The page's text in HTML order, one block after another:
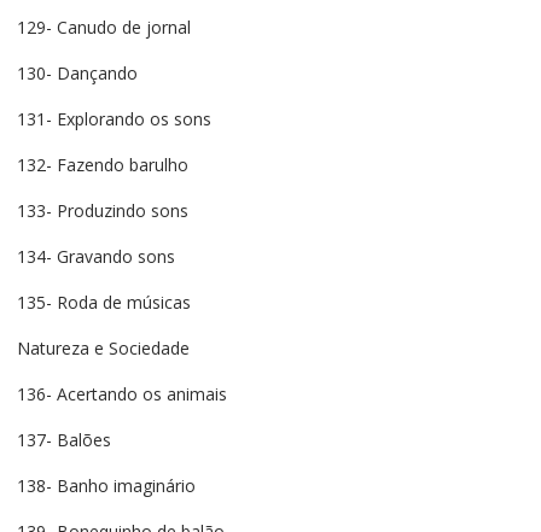
129- Canudo de jornal
130- Dançando
131- Explorando os sons
132- Fazendo barulho
133- Produzindo sons
134- Gravando sons
135- Roda de músicas
Natureza e Sociedade
136- Acertando os animais
137- Balões
138- Banho imaginário